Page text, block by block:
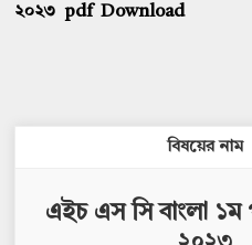
২০২৩ pdf Download
বিষয়ের নাম
এইচ এস সি বাংলা ১ম